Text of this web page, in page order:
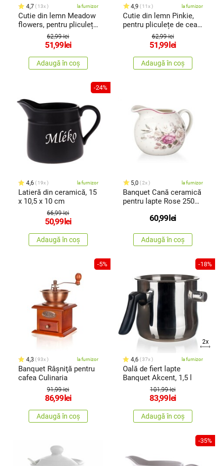
4,7 13x la furnizor
Cutie din lemn Meadow
flowers, pentru pliculețe
deceai, maro, 23 x 8 x 8
62,99 lei
51,99 lei
Adaugă în coș
4,9 11x la furnizor
Cutie din lemn Pinkie,
pentru pliculețe de ceai,
roz, 23 x 8 x 8 cm
62,99 lei
51,99 lei
Adaugă în coș
-24%
4,6 19x la furnizor
Latieră din ceramică, 15
x 10,5 x 10 cm
66,99 lei
50,99 lei
Adaugă în coș
5,0 2x la furnizor
Banquet Cană ceramică
pentru lapte Rose 250
60,99 lei
Adaugă în coș
-5%
4,3 93x la furnizor
Banquet Râşniţă pentru
cafea Culinaria
91,99 lei
86,99 lei
Adaugă în coș
-18%
2x
4,6 37x la furnizor
Oală de fiert lapte
Banquet Akcent, 1,5 l
101,99 lei
83,99 lei
Adaugă în coș
-35%